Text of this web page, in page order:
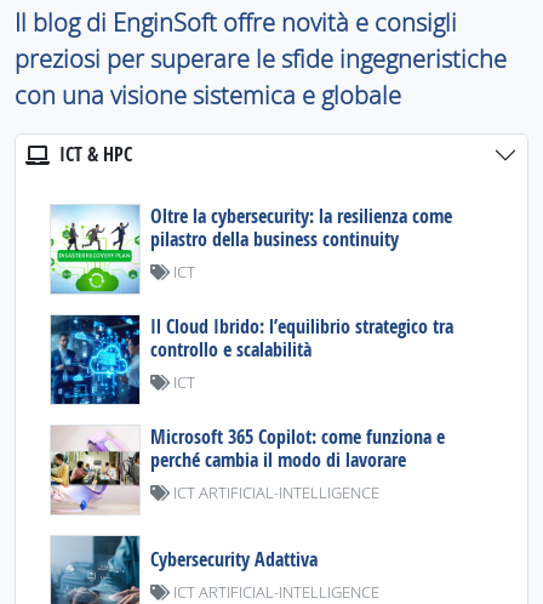
Il blog di EnginSoft offre novità e consigli
preziosi per superare le sfide ingegneristiche
con una visione sistemica e globale
ICT & HPC
Oltre la cybersecurity: la resilienza come
pilastro della business continuity
ICT
Il Cloud Ibrido: l’equilibrio strategico tra
controllo e scalabilità
ICT
Microsoft 365 Copilot: come funziona e
perché cambia il modo di lavorare
ICT ARTIFICIAL-INTELLIGENCE
Cybersecurity Adattiva
ICT ARTIFICIAL-INTELLIGENCE